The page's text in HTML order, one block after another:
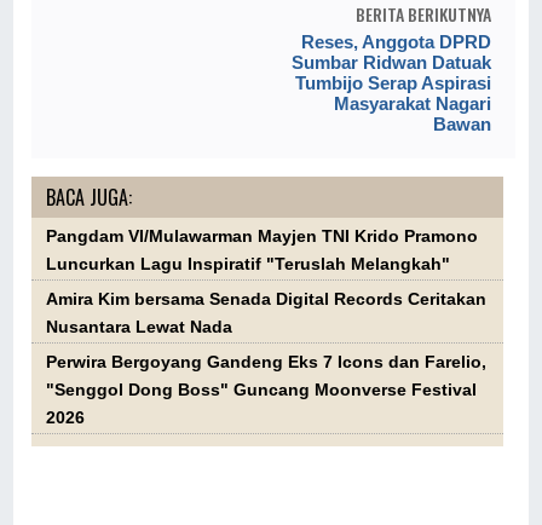
BERITA BERIKUTNYA
Reses, Anggota DPRD
Sumbar Ridwan Datuak
Tumbijo Serap Aspirasi
Masyarakat Nagari
Bawan
BACA JUGA:
Pangdam VI/Mulawarman Mayjen TNI Krido Pramono
Luncurkan Lagu Inspiratif "Teruslah Melangkah"
Amira Kim bersama Senada Digital Records Ceritakan
Nusantara Lewat Nada
Perwira Bergoyang Gandeng Eks 7 Icons dan Farelio,
"Senggol Dong Boss" Guncang Moonverse Festival
2026